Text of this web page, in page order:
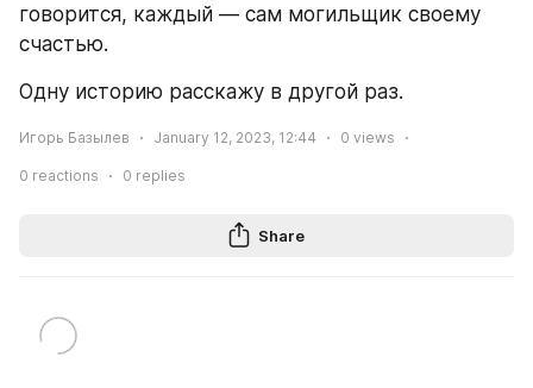
говорится, каждый — сам могильщик своему
счастью.
Одну историю расскажу в другой раз.
Игорь Базылев January 12, 2023, 12:44 0 views
0 reactions 0 replies
Share